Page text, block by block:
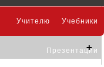
Учебники
Учителю
Презентации